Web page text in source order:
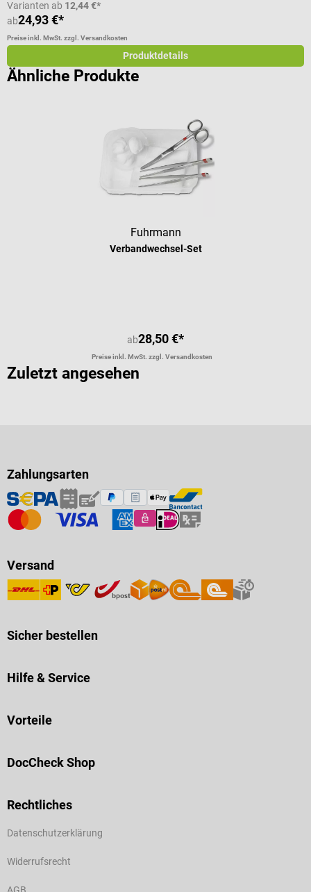
Varianten ab 12,44 €*
ab24,93 €*
Preise inkl. MwSt. zzgl. Versandkosten
Produktdetails
Ähnliche Produkte
Fuhrmann
Verbandwechsel-Set
ab28,50 €*
Preise inkl. MwSt. zzgl. Versandkosten
Zuletzt angesehen
Zahlungsarten
Versand
Sicher bestellen
Hilfe & Service
Vorteile
DocCheck Shop
Rechtliches
Datenschutzerklärung
Widerrufsrecht